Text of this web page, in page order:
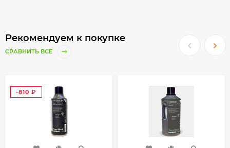
Рекомендуем к покупке
СРАВНИТЬ ВСЕ
-810